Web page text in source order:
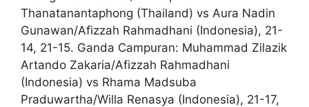
Thanatanantaphong (Thailand) vs Aura Nadin
Gunawan/Afizzah Rahmadhani (Indonesia), 21-
14, 21-15. Ganda Campuran: Muhammad Zilazik
Artando Zakaria/Afizzah Rahmadhani
(Indonesia) vs Rhama Madsuba
Praduwartha/Willa Renasya (Indonesia), 21-17,